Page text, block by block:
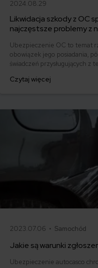
2024.08.29
Likwidacja szkody z OC
najczęstsze problemy z
Ubezpieczenie OC to temat
obowiązek jego posiadania,
świadczeń przysługujących z
wiedzieć i jakie najczęściej
Czytaj więcej
2023.07.06 • Samochód
Jakie są warunki
Ubezpieczenie autocasco